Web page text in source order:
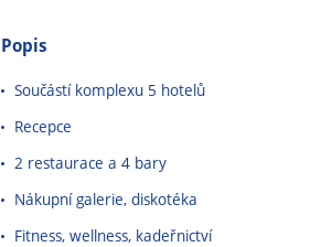
Popis
Součástí komplexu 5 hotelů
Recepce
2 restaurace a 4 bary
Nákupní galerie, diskotéka
Fitness, wellness, kadeřnictví